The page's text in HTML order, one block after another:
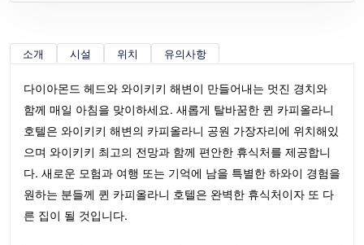
소개 시설 위치 유의사항
다이아몬드 헤드와 와이키키 해변이 만들어내는 멋진 경치와
함께 매일 아침을 맞이하세요. 새롭게 탈바꿈한 퀸 카피올라니
호텔은 와이키키 해변의 카피올라니 공원 가장자리에 위치해있
으며 와이키키 최고의 전망과 함께 편안한 휴식처를 제공합니
다. 새로운 모험과 여행 또는 기억에 남을 특별한 하와이 경험을
원하는 분들께 퀸 카피올라니 호텔은 완벽한 휴식처이자 또 다
른 집이 될 것입니다.